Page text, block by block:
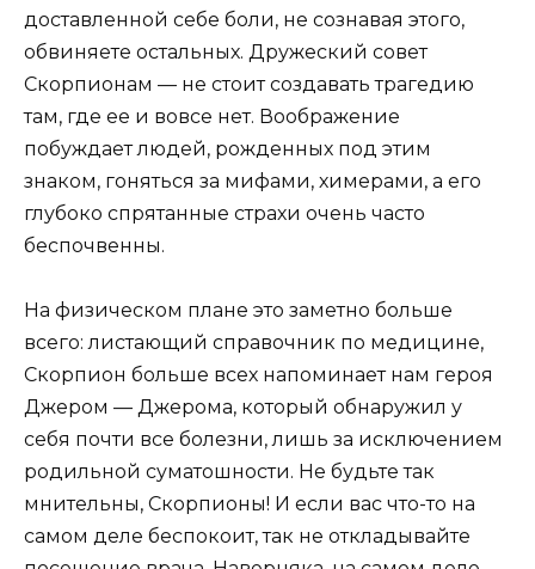
доставленной себе боли, не сознавая этого,
обвиняете остальных. Дружеский совет
Скорпионам — не стоит создавать трагедию
там, где ее и вовсе нет. Воображение
побуждает людей, рожденных под этим
знаком, гоняться за мифами, химерами, а его
глубоко спрятанные страхи очень часто
беспочвенны.
На физическом плане это заметно больше
всего: листающий справочник по медицине,
Скорпион больше всех напоминает нам героя
Джером — Джерома, который обнаружил у
себя почти все болезни, лишь за исключением
родильной суматошности. Не будьте так
мнительны, Скорпионы! И если вас что-то на
самом деле беспокоит, так не откладывайте